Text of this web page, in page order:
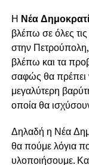
Η Νέα
βλέπω σε όλες
στην Πετρούπολη,
βλέπω και τα
σαφώς θα πρέπει
μεγαλύτερη
οποία θα
Δηλαδή η Νέα
θα πούμε λόγια
υλοποιήσουμε.